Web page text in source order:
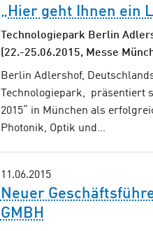
„Hier geht Ihnen ein
Technologiepark Berlin
(22.-25.06.2015, Messe
Berlin Adlershof,
Technologiepark, präsentiert
2015“ in München als
Photonik, Optik und…
11.06.2015
Neuer
GMBH